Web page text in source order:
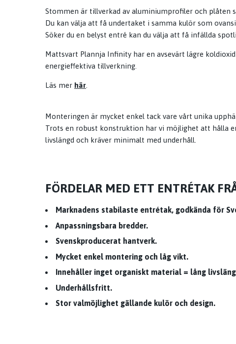
Stommen är tillverkad av aluminiumprofiler och plåten
Du kan välja att få undertaket i samma kulör som
Söker du en belyst entré kan du välja att få infällda
Mattsvart Plannja Infinity har en avsevärt lägre
energieffektiva tillverkning.
Läs mer här
Monteringen är mycket enkel tack vare vårt unika
Trots en robust konstruktion har vi möjlighet att hålla
livslängd och kräver minimalt med underhåll.
FÖRDELAR MED ETT ENTRÉTAK
Marknadens stabilaste entrétak, godkända för
Anpassningsbara bredder.
Svenskproducerat hantverk.
Mycket enkel montering och låg vikt.
Innehåller inget organiskt material = lång
Underhållsfritt.
Stor valmöjlighet gällande kulör och design.